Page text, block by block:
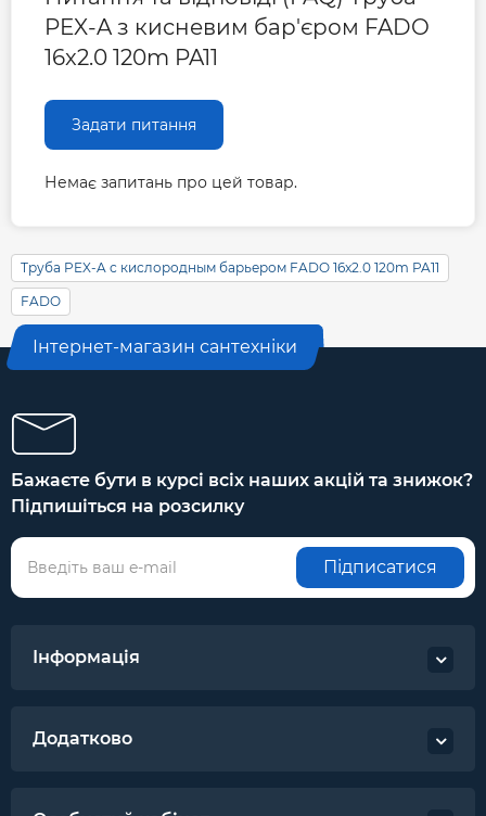
PEX-A з кисневим бар'єром FADO
16x2.0 120m PA11
Задати питання
Немає запитань про цей товар.
Труба PEX-A с кислородным барьером FADO 16x2.0 120m PA11
FADO
Інтернет-магазин сантехніки
Бажаєте бути в курсі всіх наших акцій та знижок?
Підпишіться на розсилку
Підписатися
Інформація
Додатково